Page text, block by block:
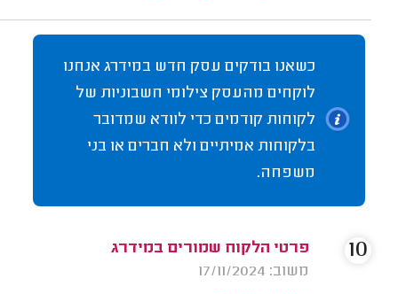
כשאנו בודקים עסק חדש במידרג אנחנו
לוקחים מהעסק צילומי חשבוניות של
לקוחות קודמים כדי לוודא שמדובר
בלקוחות אמיתיים ולא חברים או בני
משפחה.
פרטי הלקוח שמורים במידרג
משוב: 17/11/2024
10